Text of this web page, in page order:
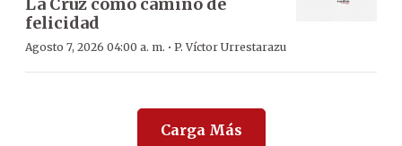
felicidad
Agosto 7, 2026 04:00 a. m. · P. Víctor Urrestarazu
Carga Más